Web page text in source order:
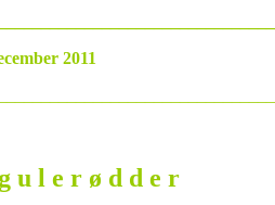
2011
u l e r ø d d e r